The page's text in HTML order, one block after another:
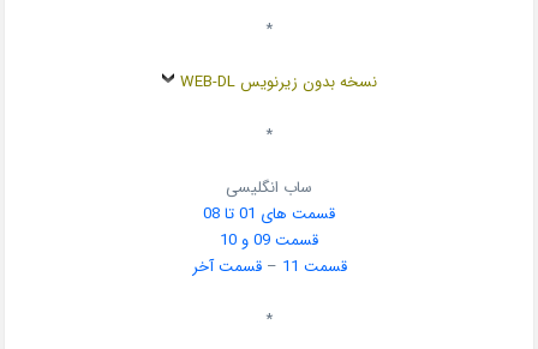
*
نسخه بدون زیرنویس WEB-DL
*
ساب انگلیسی
قسمت های 01 تا 08
قسمت 09 و 10
قسمت 11
–قسمت آخر
*